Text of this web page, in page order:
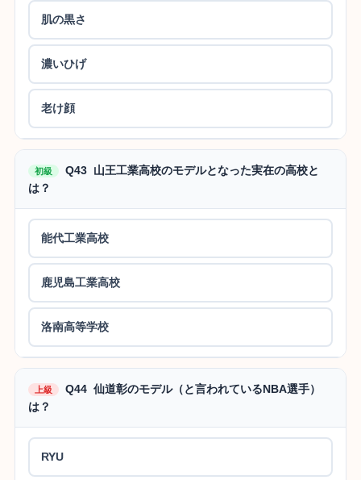
肌の黒さ
濃いひげ
老け顔
初級
Q43 山王工業高校のモデルとなった実在の高校と
は？
能代工業高校
鹿児島工業高校
洛南高等学校
上級
Q44 仙道彰のモデル（と言われているNBA選手）
は？
RYU